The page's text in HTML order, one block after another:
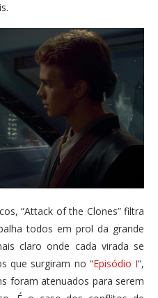
“Attack of the Clones” filtra
todos em prol da grande
claro onde cada virada se
que surgiram no “Episódio I“,
foram atenuados para serem